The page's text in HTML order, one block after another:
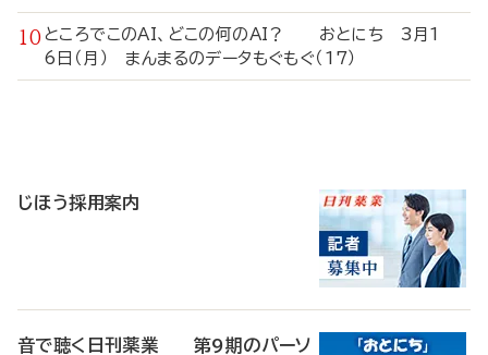
ところでこのAI、どこの何のAI？ おとにち 3月1
6日（月） まんまるのデータもぐもぐ（17）
じほう採用案内
音で聴く日刊薬業 第9期のパーソ